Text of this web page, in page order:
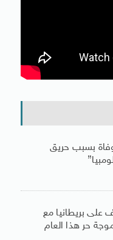
بسبب حريق
على بريطانيا مع
حر هذا العام